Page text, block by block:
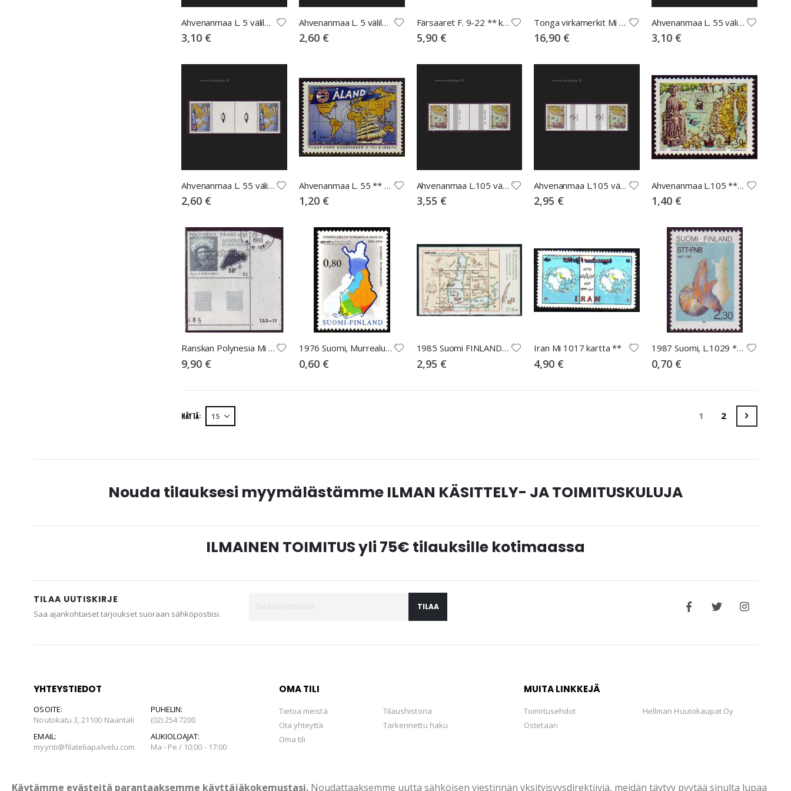
Käytämme evästeitä parantaaksemme käyttäjäkokemustasi. Noudattaaksemme uutta sähköisen viestinnän yksityisyysdirektiiviä, meidän täytyy pyytää sinulta lupaa
Ahvenanmaa L. 5 välilöpari numerolla
3,10 €
Ahvenanmaa L. 5 välilöpari ilman numeroa
2,60 €
Färsaaret F. 9-22 ** karttoja, maisemia...
5,90 €
Tonga virkamerkit Mi 39-41
16,90 €
Ahvenanmaa L. 55 välilöpari numerolla
3,10 €
Ahvenanmaa L. 55 välilöpari ilman numeroa
2,60 €
Ahvenanmaa L. 55 ** Kap-Horn kongressi
1,20 €
Ahvenanmaa L.105 välilöpari numerolla
3,55 €
Ahvenanmaa L.105 välilöpari ilman numeroa
2,95 €
Ahvenanmaa L.105 ** Pyhä Olavi
1,40 €
Ranskan Polynesia Mi 554 o, Mi 30EUR
9,90 €
1976 Suomi, Murrealueet **
0,60 €
1985 Suomi FINLANDIA 88 BL1 **
2,95 €
Iran Mi 1017 kartta **
4,90 €
1987 Suomi, L.1029 ** Suomen tietotoimisto
0,70 €
SivuYou're currently
1 Sivu
2 Sivu
Seuraava
NÄYTÄ
Nouda tilauksesi myymälästämme ILMAN KÄSITTELY- JA TOIMITUSKULUJA
ILMAINEN TOIMITUS yli 75€ tilauksille kotimaassa
TILAA UUTISKIRJE
Saa ajankohtaiset tarjoukset suoraan sähköpostiisi.
TILAA
YHTEYSTIEDOT
OSOITE:
Noutokatu 3, 21100 Naantali
PUHELIN:
(02) 254 7200
EMAIL:
myynti@filateliapalvelu.com
AUKIOLOAJAT:
Ma - Pe / 10:00 - 17:00
OMA TILI
Tietoa meistä
Ota yhteyttä
Oma tili
Tilaushistoria
Tarkennettu haku
MUITA LINKKEJÄ
Toimitusehdot
Ostetaan
Hellman Huutokaupat Oy